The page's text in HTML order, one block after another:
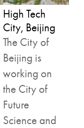
High Tech
City, Beijing
The City of
Beijing is
working on
the City of
Future
Science and